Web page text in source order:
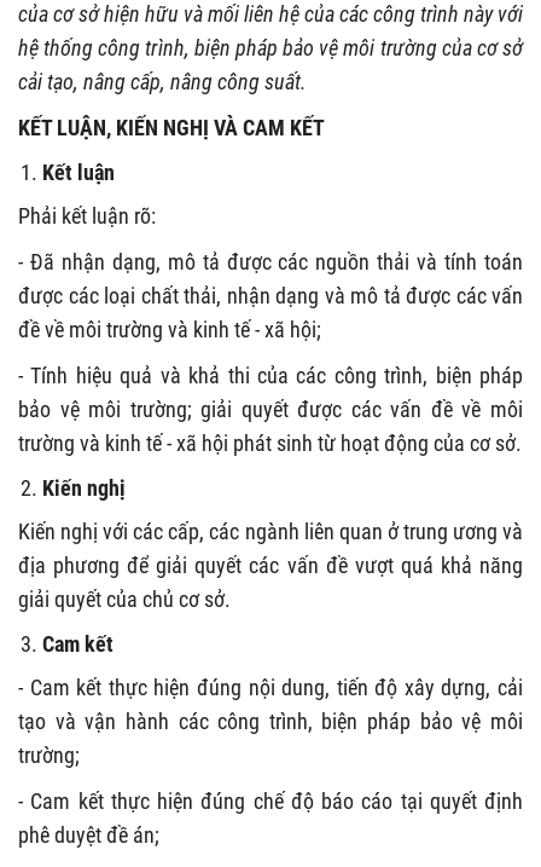
của cơ sở hiện hữu và mối liên hệ của các công trình này với
hệ thống công trình, biện pháp bảo vệ môi trường của cơ sở
cải tạo, nâng cấp, nâng công suất.
KẾT LUẬN, KIẾN NGHỊ VÀ CAM KẾT
Kết luận
Phải kết luận rõ:
- Đã nhận dạng, mô tả được các nguồn thải và tính toán
được các loại chất thải, nhận dạng và mô tả được các vấn
đề về môi trường và kinh tế - xã hội;
- Tính hiệu quả và khả thi của các công trình, biện pháp
bảo vệ môi trường; giải quyết được các vấn đề về môi
trường và kinh tế - xã hội phát sinh từ hoạt động của cơ sở.
Kiến nghị
Kiến nghị với các cấp, các ngành liên quan ở trung ương và
địa phương để giải quyết các vấn đề vượt quá khả năng
giải quyết của chủ cơ sở.
Cam kết
- Cam kết thực hiện đúng nội dung, tiến độ xây dựng, cải
tạo và vận hành các công trình, biện pháp bảo vệ môi
trường;
- Cam kết thực hiện đúng chế độ báo cáo tại quyết định
phê duyệt đề án;